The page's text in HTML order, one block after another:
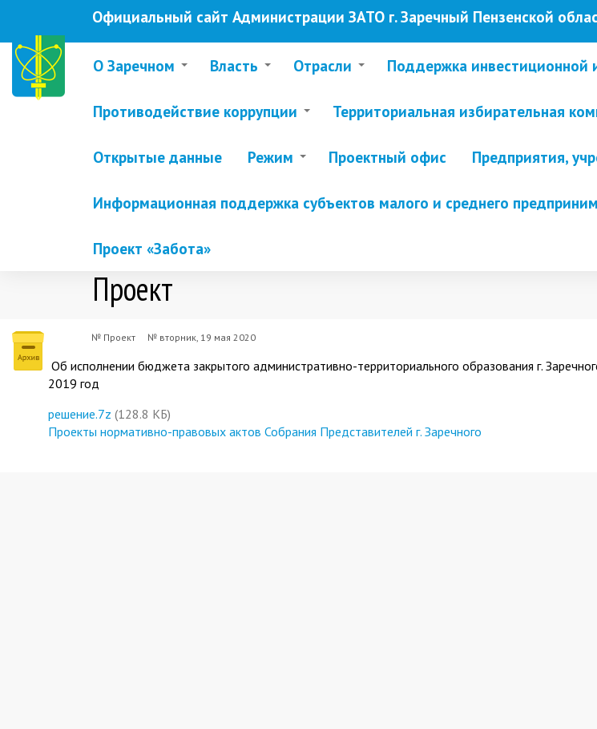
основному
содержанию
Официальный сайт Администрации ЗАТО г. Заречный Пензенской
О Заречном Власть Отрасли Поддержка инвестиционной
Противодействие коррупции Территориальная избирательная
Открытые данные Режим Проектный офис Предприятия,
Информационная поддержка субъектов малого и среднего
Проект «Забота»
Проект
№ Проект № вторник, 19 мая 2020
Об исполнении бюджета закрытого административно-территориального образования г.
2019 год
решение.7z (128.8 КБ)
Проекты нормативно-правовых актов Собрания Представителей г. Заречного